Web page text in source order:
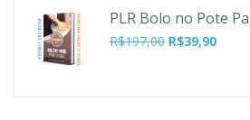
original
era:
R$37,00.
atual
PLR Bolo no Pote
R$197,00 O
R$39,90O